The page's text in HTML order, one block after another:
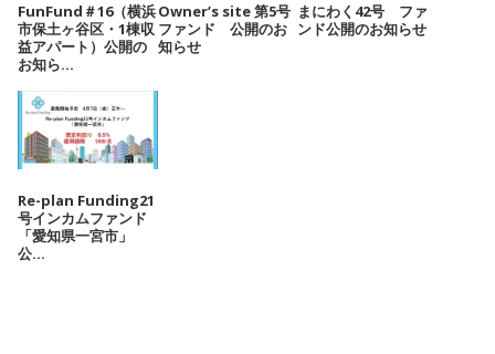
FunFund＃16（横浜
市保土ヶ谷区・1棟収
益アパート）公開の
お知ら...
Owner’s site 第5号
ファンド 公開のお
知らせ
まにわく42号 ファ
ンド公開のお知らせ
Re-plan Funding21
号インカムファンド
「愛知県一宮市」
公...